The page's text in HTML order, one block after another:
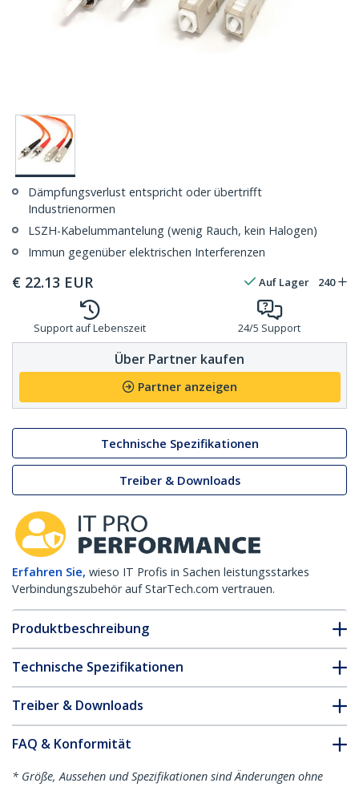
Dämpfungsverlust entspricht oder übertrifft
Industrienormen
LSZH-Kabelummantelung (wenig Rauch, kein Halogen)
Immun gegenüber elektrischen Interferenzen
€ 22.13 EUR Auf Lager 240
Support auf Lebenszeit 24/5 Support
Über Partner kaufen
Partner anzeigen
Technische Spezifikationen
Treiber & Downloads
Erfahren Sie, wieso IT Profis in Sachen leistungsstarkes
Verbindungszubehör auf StarTech.com vertrauen.
Produktbeschreibung
Technische Spezifikationen
Treiber & Downloads
FAQ & Konformität
* Größe, Aussehen und Spezifikationen sind Änderungen ohne